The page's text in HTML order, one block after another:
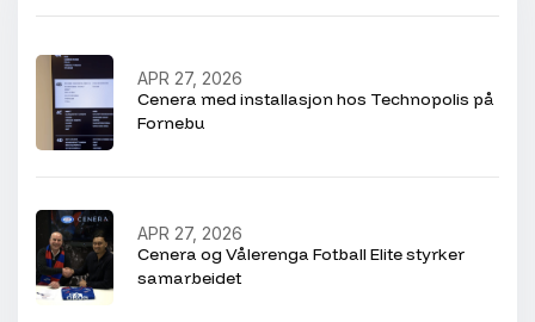
Cenera med installasjon hos Technopolis på
Fornebu
APR 27, 2026
Cenera og Vålerenga Fotball Elite styrker
samarbeidet
APR 27, 2026